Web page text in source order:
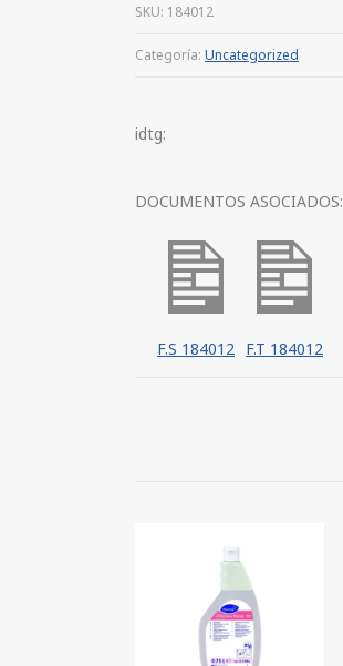
SKU: 184012
Categoría: Uncategorized
idtg:
DOCUMENTOS ASOCIADOS:
F.S 184012 F.T 184012